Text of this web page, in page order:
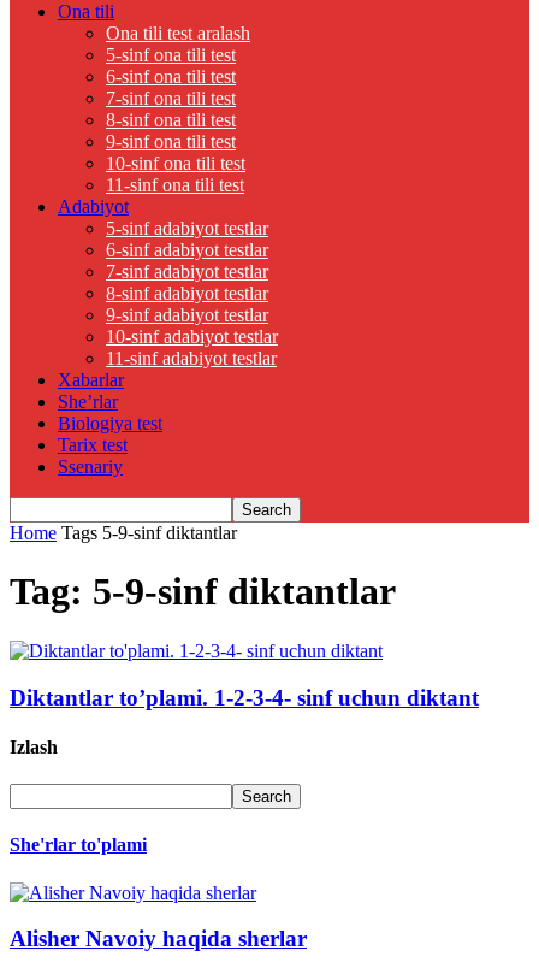
Ona tili
Ona tili test aralash
5-sinf ona tili test
6-sinf ona tili test
7-sinf ona tili test
8-sinf ona tili test
9-sinf ona tili test
10-sinf ona tili test
11-sinf ona tili test
Adabiyot
5-sinf adabiyot testlar
6-sinf adabiyot testlar
7-sinf adabiyot testlar
8-sinf adabiyot testlar
9-sinf adabiyot testlar
10-sinf adabiyot testlar
11-sinf adabiyot testlar
Xabarlar
She’rlar
Biologiya test
Tarix test
Ssenariy
Home Tags 5-9-sinf diktantlar
Tag: 5-9-sinf diktantlar
Diktantlar to’plami. 1-2-3-4- sinf uchun diktant
Izlash
She'rlar to'plami
Alisher Navoiy haqida sherlar